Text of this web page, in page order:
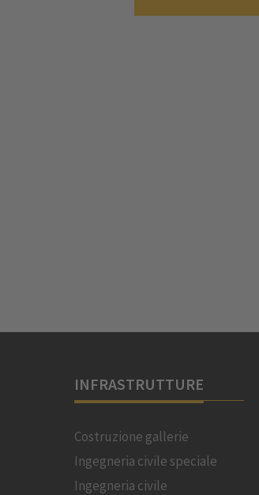
INFRASTRUTTURE
Costruzione gallerie
Ingegneria civile speciale
Ingegneria civile